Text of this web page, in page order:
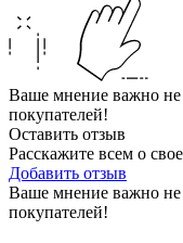
Ваше мнение важно не
покупателей!
Оставить отзыв
Расскажите всем о
Добавить отзыв
Ваше мнение важно не
покупателей!